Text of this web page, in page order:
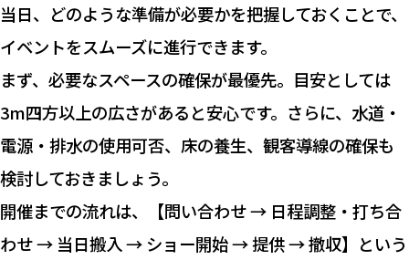
当日、どのような準備が必要かを把握しておくことで、
イベントをスムーズに進行できます。
まず、必要なスペースの確保が最優先。目安としては
3m四方以上の広さがあると安心です。さらに、水道・
電源・排水の使用可否、床の養生、観客導線の確保も
検討しておきましょう。
開催までの流れは、【問い合わせ → 日程調整・打ち合
わせ → 当日搬入 → ショー開始 → 提供 → 撤収】という